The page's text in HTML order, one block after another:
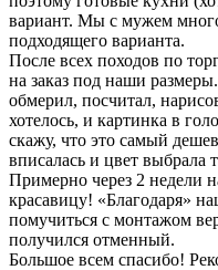
вариант. Мы с мужем
подходящего варианта.
После всех походов по
на заказ под наши
обмерил, посчитал,
хотелось, и картинка в
скажу, что это самый
вписалась и цвет выбрала
Примерно через 2 недели
красавицу! «Благодаря»
помучиться с монтажом
получился отменный.
Большое всем спасибо!